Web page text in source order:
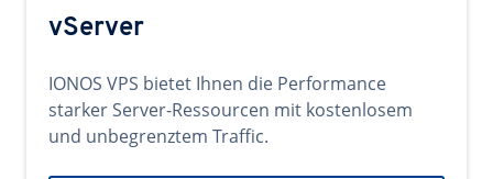
vServer
IONOS VPS bietet Ihnen die Performance
starker Server-Ressourcen mit kostenlosem
und unbegrenztem Traffic.